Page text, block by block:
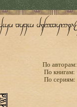
По авторам:
По книгам:
По сериям: